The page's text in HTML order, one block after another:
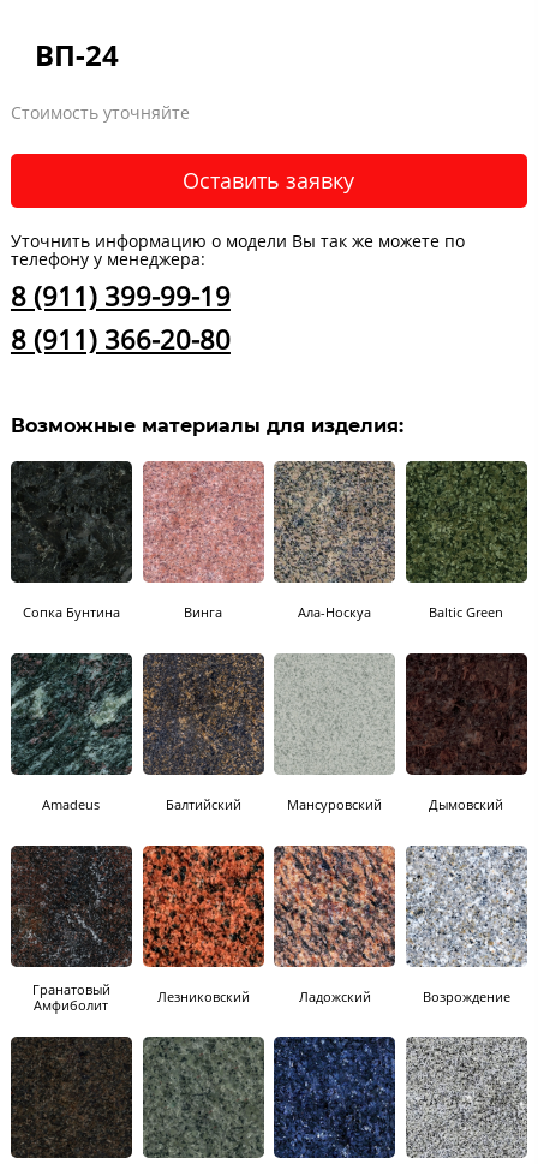
ВП-24
Стоимость уточняйте
Оставить заявку
Уточнить информацию о модели Вы так же можете по
телефону у менеджера:
8 (911) 399-99-19
8 (911) 366-20-80
Возможные материалы для изделия:
Сопка Бунтина Винга Ала-Носкуа Baltic Green
Amadeus Балтийский Мансуровский Дымовский
Гранатовый
Амфиболит
Лезниковский Ладожский Возрождение